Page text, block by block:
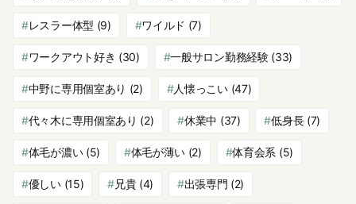
レスラー体型 (9) ワイルド (7)
ワークアウト好き (30) 一般サロン勤務経験(33)
中野に専用個室あり (2) 人懐っこい(47)
代々木に専用個室あり (2) 休業中 (37) 低身長(7)
体毛が濃い(5) 体毛が薄い (2) 体育会系 (5)
優しい(15) 兄貴(4) 出張専門 (2)